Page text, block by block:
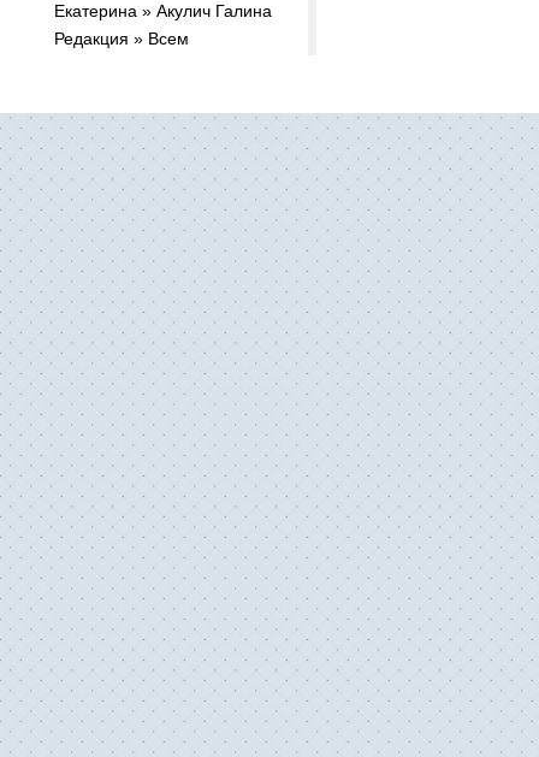
Екатерина » Акулич Галина
Редакция » Всем